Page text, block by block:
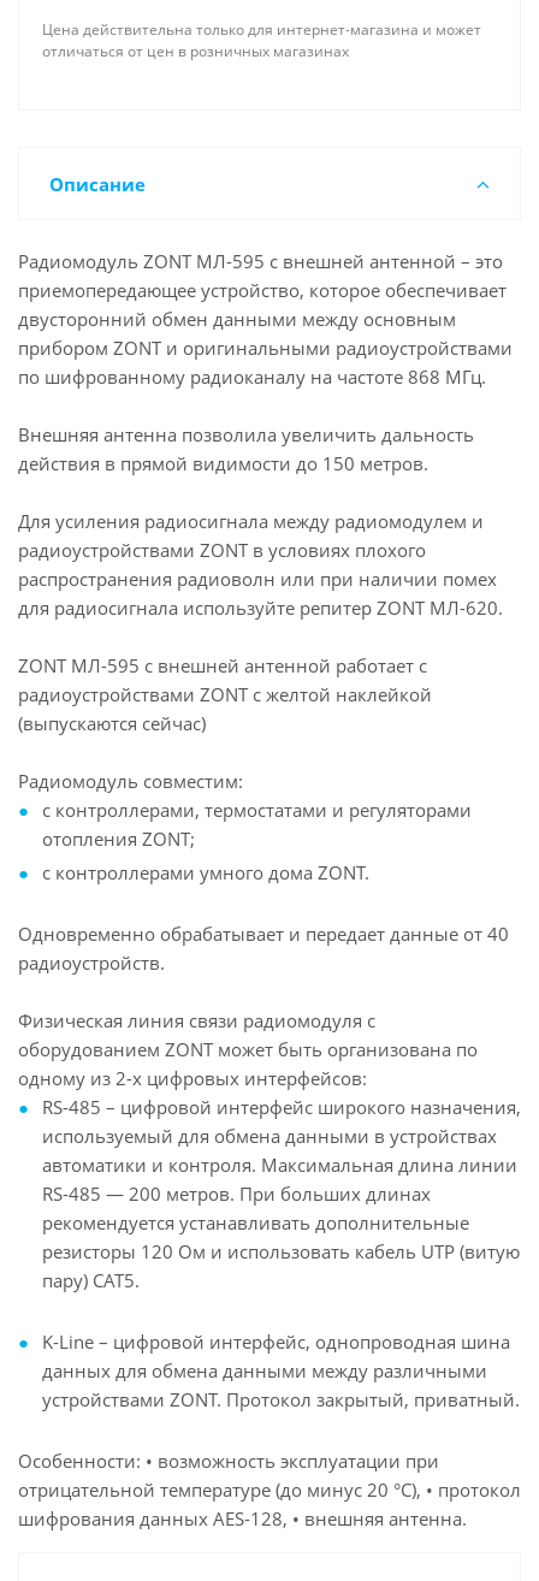
Цена действительна только для интернет-магазина и может
отличаться от цен в розничных магазинах
Описание
Радиомодуль ZONT МЛ-595 c внешней антенной – это
приемопередающее устройство, которое обеспечивает
двусторонний обмен данными между основным
прибором ZONT и оригинальными радиоустройствами
по шифрованному радиоканалу на частоте 868 МГц.
Внешняя антенна позволила увеличить дальность
действия в прямой видимости до 150 метров.
Для усиления радиосигнала между радиомодулем и
радиоустройствами ZONT в условиях плохого
распространения радиоволн или при наличии помех
для радиосигнала используйте репитер ZONT МЛ-620.
ZONT МЛ-595 c внешней антенной работает с
радиоустройствами ZONT с желтой наклейкой
(выпускаются сейчас)
Радиомодуль совместим:
с контроллерами, термостатами и регуляторами
отопления ZONT;
с контроллерами умного дома ZONT.
Одновременно обрабатывает и передает данные от 40
радиоустройств.
Физическая линия связи радиомодуля с
оборудованием ZONT может быть организована по
одному из 2-х цифровых интерфейсов:
RS-485 – цифровой интерфейс широкого назначения,
используемый для обмена данными в устройствах
автоматики и контроля. Максимальная длина линии
RS-485 — 200 метров. При больших длинах
рекомендуется устанавливать дополнительные
резисторы 120 Ом и использовать кабель UTP (витую
пару) CAT5.
K-Line – цифровой интерфейс, однопроводная шина
данных для обмена данными между различными
устройствами ZONT. Протокол закрытый, приватный.
Особенности: • возможность эксплуатации при
отрицательной температуре (до минус 20 °С), • протокол
шифрования данных AES-128, • внешняя антенна.